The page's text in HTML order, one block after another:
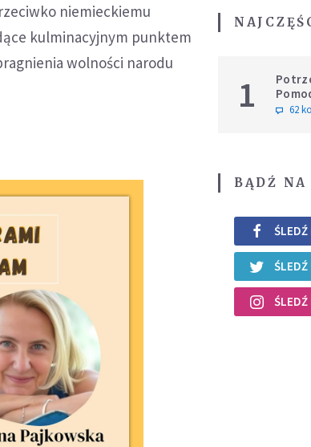
niemieckiemu
kulminacyjnym punktem
wolności narodu
1 62
BĄDŹ NA
ŚLEDŹ
ŚLEDŹ
ŚLEDŹ